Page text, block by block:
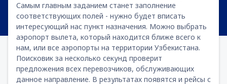
Самым главным заданием станет заполнение
соответствующих полей - нужно будет вписать
интересующий нас пункт назначения. Можно выбрать
аэропорт вылета, который находится ближе всего к
нам, или все аэропорты на территории Узбекистана.
Поисковик за несколько секунд проверит
предложения всех перевозчиков, обслуживающих
данное направление. В результатах появятся и рейсы с